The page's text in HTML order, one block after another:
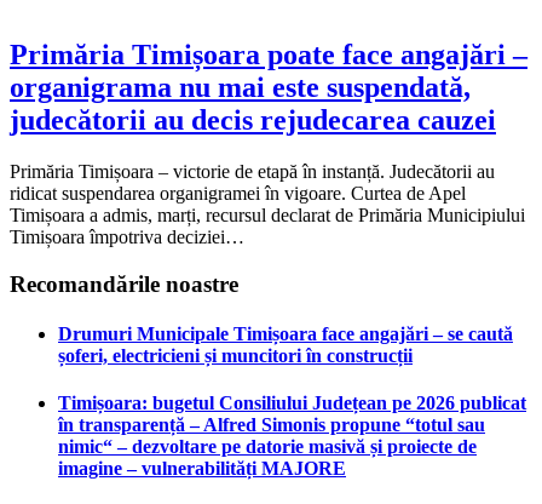
Primăria Timișoara poate face angajări –
organigrama nu mai este suspendată,
judecătorii au decis rejudecarea cauzei
Primăria Timișoara – victorie de etapă în instanță. Judecătorii au
ridicat suspendarea organigramei în vigoare. Curtea de Apel
Timișoara a admis, marți, recursul declarat de Primăria Municipiului
Timișoara împotriva deciziei…
Recomandările noastre
Drumuri Municipale Timișoara face angajări – se caută
șoferi, electricieni și muncitori în construcții
Timișoara: bugetul Consiliului Județean pe 2026 publicat
în transparență – Alfred Simonis propune “totul sau
nimic“ – dezvoltare pe datorie masivă și proiecte de
imagine – vulnerabilități MAJORE